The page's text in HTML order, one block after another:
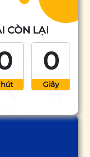
CÒN LẠI
0
Giây